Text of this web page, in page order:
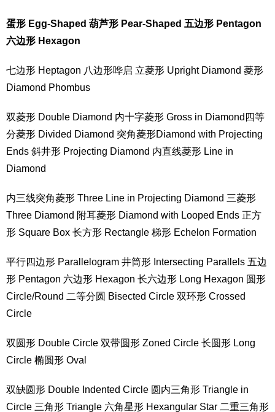
蛋形 Egg-Shaped 葫芦形 Pear-Shaped 五边形 Pentagon
六边形 Hexagon
七边形 Heptagon 八边形哗启 立菱形 Upright Diamond 菱形
Diamond Phombus
双菱形 Double Diamond 内十字菱形 Gross in Diamond四等
分菱形 Divided Diamond 突角菱形Diamond with Projecting
Ends 斜井形 Projecting Diamond 内直线菱形 Line in
Diamond
内三线突角菱形 Three Line in Projecting Diamond 三菱形
Three Diamond 附耳菱形 Diamond with Looped Ends 正方
形 Square Box 长方形 Rectangle 梯形 Echelon Formation
平行四边形 Parallelogram 井筒形 Intersecting Parallels 五边
形 Pentagon 六边形 Hexagon 长六边形 Long Hexagon 圆形
Circle/Round 二等分圆 Bisected Circle 双环形 Crossed
Circle
双圆形 Double Circle 双带圆形 Zoned Circle 长圆形 Long
Circle 椭圆形 Oval
双缺圆形 Double Indented Circle 圆内三角形 Triangle in
Circle 三角形 Triangle 六角星形 Hexangular Star 二重三角形